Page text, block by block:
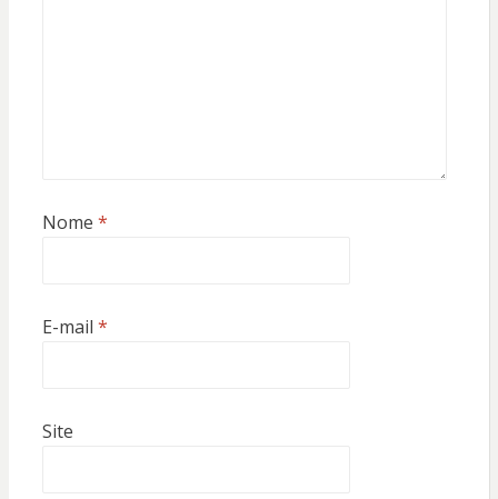
Nome *
E-mail *
Site